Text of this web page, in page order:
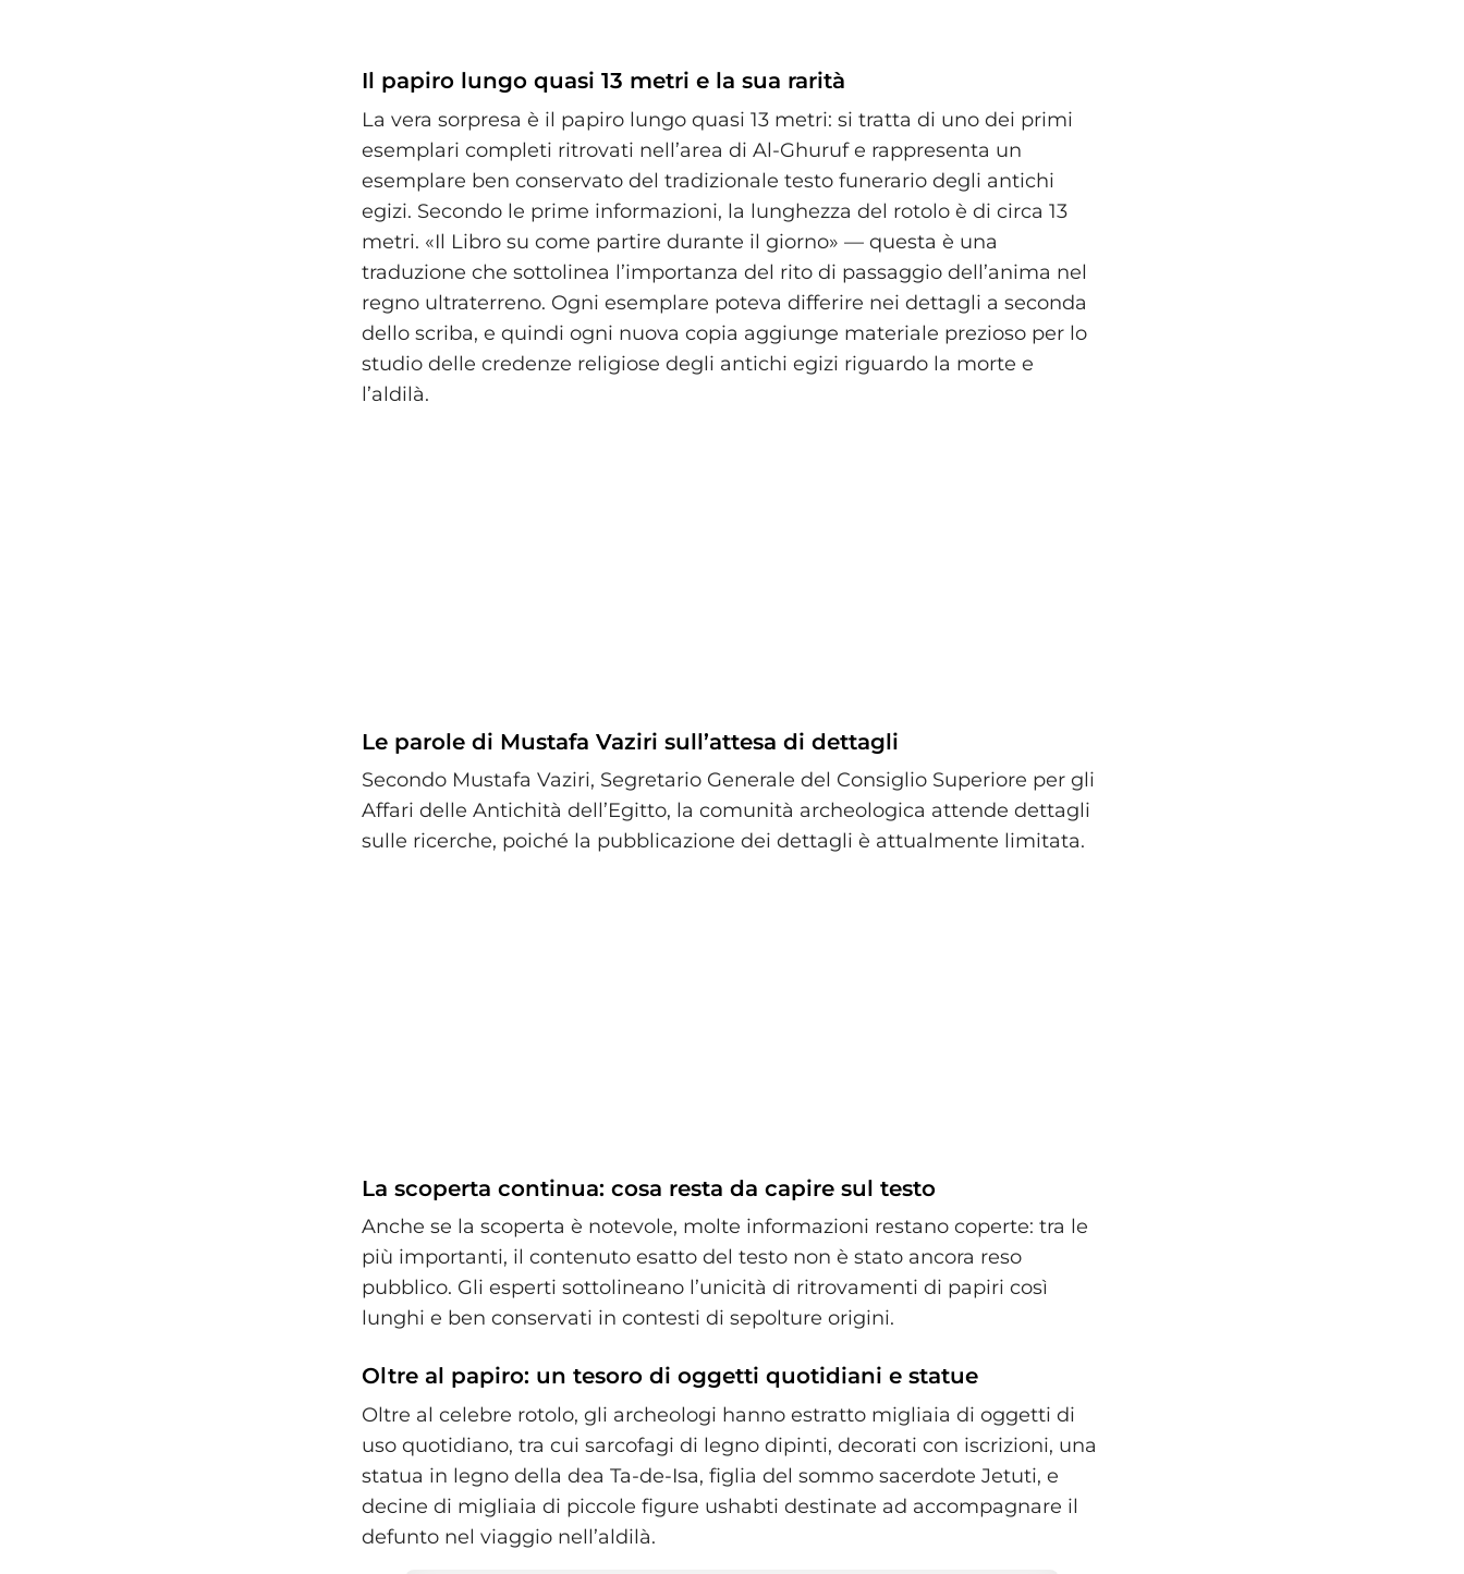
Il papiro lungo quasi 13 metri e la sua rarità
La vera sorpresa è il papiro lungo quasi 13 metri: si tratta di uno dei primi
esemplari completi ritrovati nell’area di Al-Ghuruf e rappresenta un
esemplare ben conservato del tradizionale testo funerario degli antichi
egizi. Secondo le prime informazioni, la lunghezza del rotolo è di circa 13
metri. «Il Libro su come partire durante il giorno» — questa è una
traduzione che sottolinea l’importanza del rito di passaggio dell’anima nel
regno ultraterreno. Ogni esemplare poteva differire nei dettagli a seconda
dello scriba, e quindi ogni nuova copia aggiunge materiale prezioso per lo
studio delle credenze religiose degli antichi egizi riguardo la morte e
l’aldilà.
Le parole di Mustafa Vaziri sull’attesa di dettagli
Secondo Mustafa Vaziri, Segretario Generale del Consiglio Superiore per gli
Affari delle Antichità dell’Egitto, la comunità archeologica attende dettagli
sulle ricerche, poiché la pubblicazione dei dettagli è attualmente limitata.
La scoperta continua: cosa resta da capire sul testo
Anche se la scoperta è notevole, molte informazioni restano coperte: tra le
più importanti, il contenuto esatto del testo non è stato ancora reso
pubblico. Gli esperti sottolineano l’unicità di ritrovamenti di papiri così
lunghi e ben conservati in contesti di sepolture origini.
Oltre al papiro: un tesoro di oggetti quotidiani e statue
Oltre al celebre rotolo, gli archeologi hanno estratto migliaia di oggetti di
uso quotidiano, tra cui sarcofagi di legno dipinti, decorati con iscrizioni, una
statua in legno della dea Ta-de-Isa, figlia del sommo sacerdote Jetuti, e
decine di migliaia di piccole figure ushabti destinate ad accompagnare il
defunto nel viaggio nell’aldilà.